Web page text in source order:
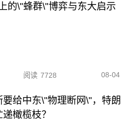
的\"蜂群\"博弈与东大启示
阅读 7728 08-04
要给中东\"物理断网\"，特朗
橄榄枝？